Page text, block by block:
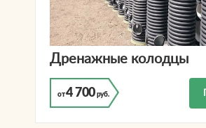
Дренажные колодцы
от4 700 руб.